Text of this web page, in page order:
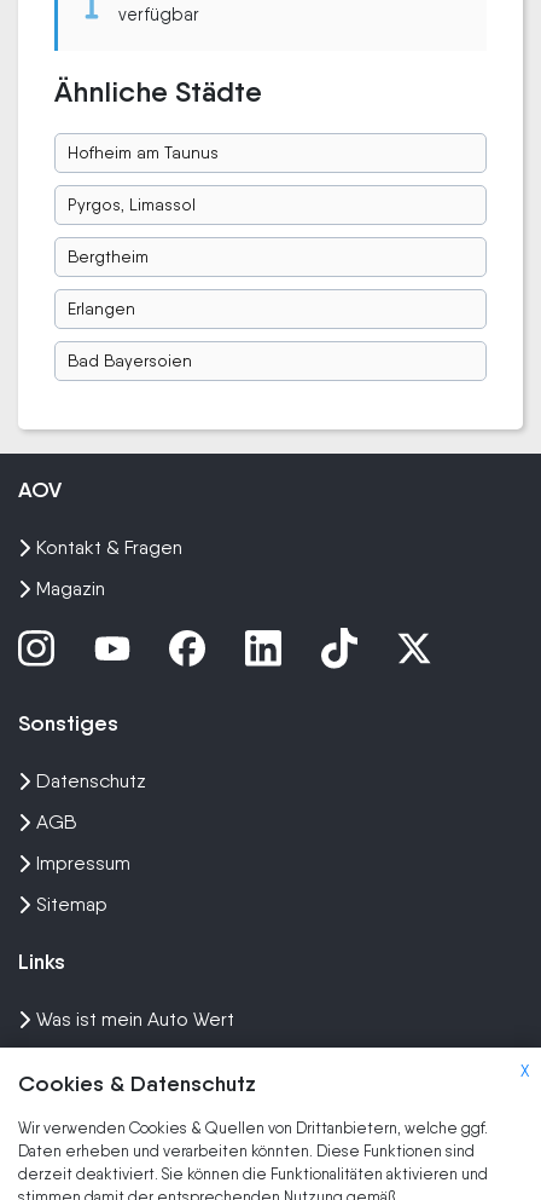
verfügbar
Ähnliche Städte
Hofheim am Taunus
Pyrgos, Limassol
Bergtheim
Erlangen
Bad Bayersoien
X
Cookies & Datenschutz
Wir verwenden Cookies & Quellen von Drittanbietern, welche ggf.
Daten erheben und verarbeiten könnten. Diese Funktionen sind
derzeit deaktiviert. Sie können die Funktionalitäten aktivieren und
AOV
Kontakt & Fragen
Magazin
Sonstiges
Datenschutz
AGB
Impressum
Sitemap
Links
Was ist mein Auto Wert
Wir kaufen dein Auto